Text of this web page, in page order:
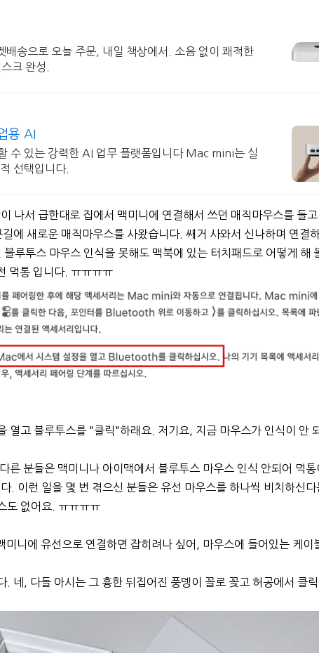
송으로 오늘 주문, 내일 책상에서. 소음 없이 쾌적한
크 완성.
용 AI
수 있는 강력한 AI 업무 플랫폼입니다 Mac mini는 실
선택입니다.
나서 급한대로 집에서 맥미니에 연결해서 쓰던 매직마우스를 들
에 새로운 매직마우스를 사왔습니다. 쌔거 사와서 신나하며 연결하
루투스 마우스 인식을 못해도 맥북에 있는 터치패드로 어떻게 해
먹통 입니다. ㅠㅠㅠㅠ
열고 블루투스를 "클릭"하래요. 저기요, 지금 마우스가 인식이 안
른 분들은 맥미니나 아이맥에서 블루투스 마우스 인식 안되어 먹통
. 이런 일을 몇 번 겪으신 분들은 유선 마우스를 하나씩 비치하신다
도 없어요. ㅠㅠㅠㅠ
미니에 유선으로 연결하면 잡히려나 싶어, 마우스에 들어있는 케이
. 네, 다들 아시는 그 흉한 뒤집어진 풍뎅이 꼴로 꽂고 허공에서 클